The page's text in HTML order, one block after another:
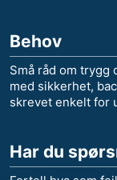
Behov
Små råd om trygg
med sikkerhet,
skrevet enkelt for
Har du